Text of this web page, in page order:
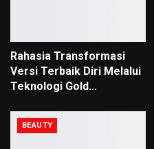
Rahasia Transformasi
Versi Terbaik Diri Melalui
Teknologi Gold…
BEAUTY